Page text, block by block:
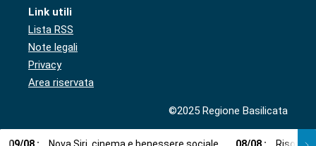
Link utili
Lista RSS
Note legali
Privacy
Area riservata
©2025 Regione Basilicata